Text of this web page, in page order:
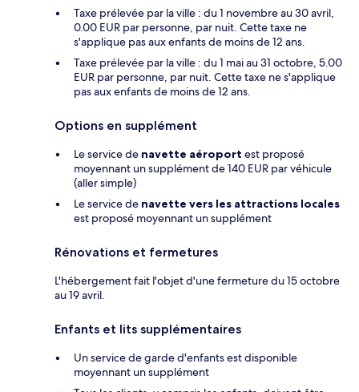
Taxe prélevée par la ville : du 1 novembre au 30 avril,
0.00 EUR par personne, par nuit. Cette taxe ne
s'applique pas aux enfants de moins de 12 ans.
Taxe prélevée par la ville : du 1 mai au 31 octobre, 5.00
EUR par personne, par nuit. Cette taxe ne s'applique
pas aux enfants de moins de 12 ans.
Options en supplément
Le service de navette aéroport est proposé
moyennant un supplément de 140 EUR par véhicule
(aller simple)
Le service de navette vers les attractions locales
est proposé moyennant un supplément
Rénovations et fermetures
L'hébergement fait l'objet d'une fermeture du 15 octobre
au 19 avril.
Enfants et lits supplémentaires
Un service de garde d'enfants est disponible
moyennant un supplément